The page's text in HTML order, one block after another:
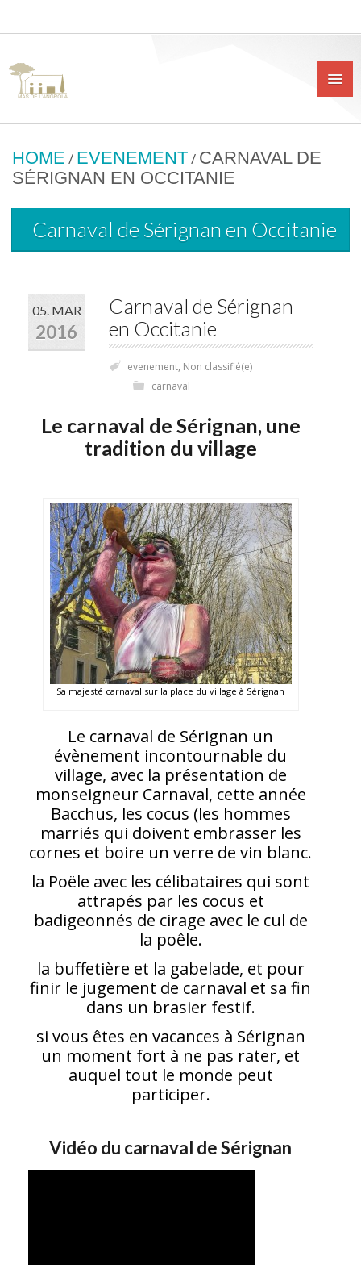
HOME / EVENEMENT/ CARNAVAL DE
SÉRIGNAN EN OCCITANIE
Carnaval de Sérignan en Occitanie
05. MAR
2016
Carnaval de Sérignan
en Occitanie
evenement, Non classifié(e)
carnaval
Le carnaval de Sérignan, une
tradition du village
Sa majesté carnaval sur la place du village à Sérignan
Le carnaval de Sérignan un
évènement incontournable du
village, avec la présentation de
monseigneur Carnaval, cette année
Bacchus, les cocus (les hommes
marriés qui doivent embrasser les
cornes et boire un verre de vin blanc.
la Poële avec les célibataires qui sont
attrapés par les cocus et
badigeonnés de cirage avec le cul de
la poêle.
la buffetière et la gabelade, et pour
finir le jugement de carnaval et sa fin
dans un brasier festif.
si vous êtes en vacances à Sérignan
un moment fort à ne pas rater, et
auquel tout le monde peut
participer.
Vidéo du carnaval de Sérignan